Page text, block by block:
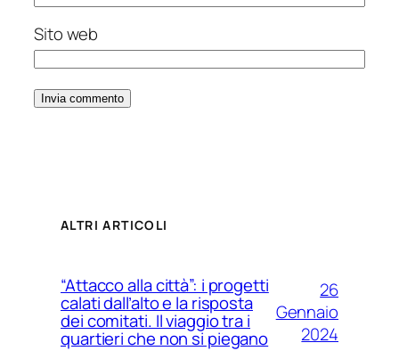
Sito web
ALTRI ARTICOLI
“Attacco alla città”: i progetti
calati dall’alto e la risposta
dei comitati. Il viaggio tra i
quartieri che non si piegano
26
Gennaio
2024